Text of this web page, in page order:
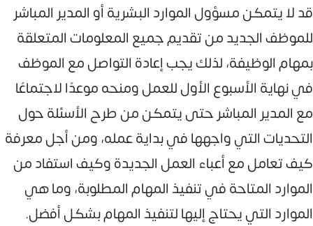
قد لا يتمكن مسؤول الموارد البشرية أو المدير المباشر
للموظف الجديد من تقديم جميع المعلومات المتعلقة
بمهام الوظيفة، لذلك يجب إعادة التواصل مع الموظف
في نهاية الأسبوع الأول للعمل ومنحه موعدًا لاجتماعًا
مع المدير المباشر حتى يتمكن من طرح الأسئلة حول
التحديات التي واجهها في بداية عمله، ومن أجل معرفة
كيف تعامل مع أعباء العمل الجديدة وكيف استفاد من
الموارد المتاحة في تنفيذ المهام المطلوبة، وما هي
الموارد التي يحتاج إليها لتنفيذ المهام بشكل أفضل.